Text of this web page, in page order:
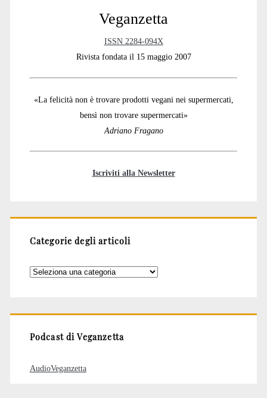
Veganzetta
ISSN 2284-094X
Rivista fondata il 15 maggio 2007
«La felicità non è trovare prodotti vegani nei supermercati,
bensì non trovare supermercati»
Adriano Fragano
Iscriviti alla Newsletter
Categorie degli articoli
Categorie
Podcast di Veganzetta
AudioVeganzetta